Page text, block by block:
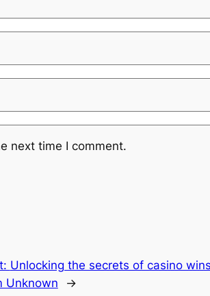
next time I comment.
Unlocking the secrets of casino
Unknown
→